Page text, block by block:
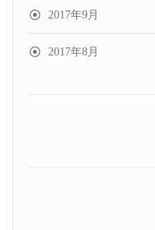
2017年9月
2017年8月